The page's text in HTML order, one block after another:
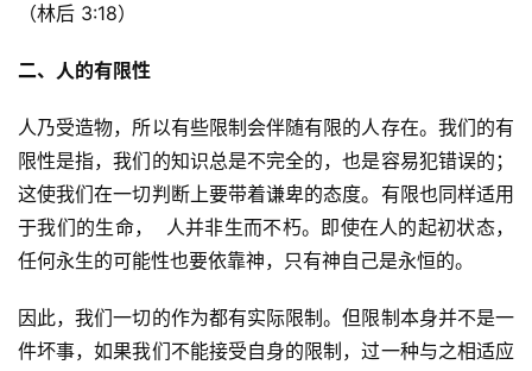
（林后 3:18）
二、人的有限性
人乃受造物，所以有些限制会伴随有限的人存在。我们的有
限性是指，我们的知识总是不完全的，也是容易犯错误的；
这使我们在一切判断上要带着谦卑的态度。有限也同样适用
于我们的生命，  人并非生而不朽。即使在人的起初状态，
任何永生的可能性也要依靠神，只有神自己是永恒的。
因此，我们一切的作为都有实际限制。但限制本身并不是一
件坏事，如果我们不能接受自身的限制，过一种与之相适应